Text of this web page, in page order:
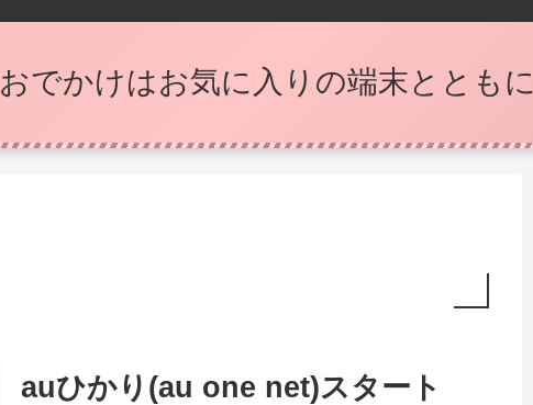
おでかけはお気に入りの端末とともに
auひかり(au one net)スタート